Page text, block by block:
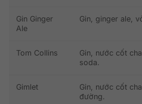
Gin Ginger
Ale
Gin, ginger ale,
Tom Collins
Gin, nước cốt
soda.
Gimlet
Gin, nước cốt
đường.